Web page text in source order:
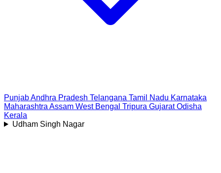
PunjabAndhra Pradesh Telangana Tamil Nadu Karnataka
Maharashtra Assam West Bengal Tripura Gujarat Odisha
Kerala
Udham Singh Nagar